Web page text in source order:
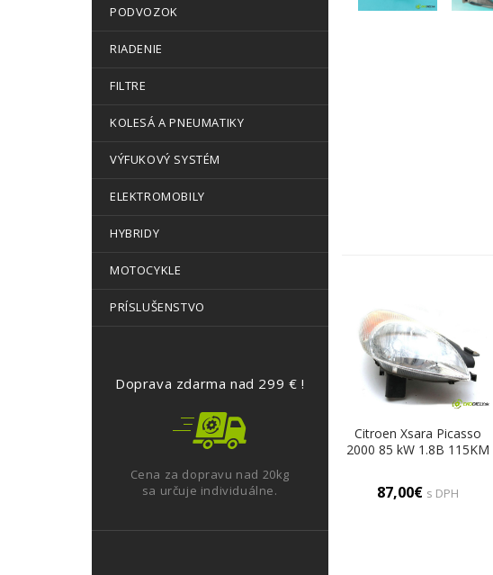
PODVOZOK
RIADENIE
FILTRE
KOLESÁ A PNEUMATIKY
VÝFUKOVÝ SYSTÉM
ELEKTROMOBILY
HYBRIDY
MOTOCYKLE
PRÍSLUŠENSTVO
Doprava zdarma nad 299 € !
Cena za dopravu nad 20kg
sa určuje individuálne.
Citroen Xsara Picasso
2000 85 kW 1.8B 115KM
87,00€ s DPH